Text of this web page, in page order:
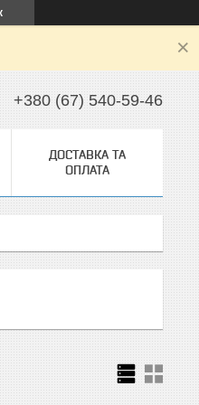
+380 (67) 540-59-46
ДОСТАВКА ТА
ОПЛАТА